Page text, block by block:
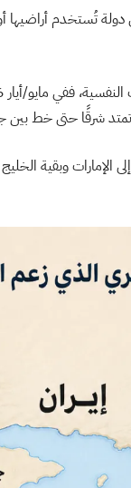
تُستخدم أراضيها
ففي مايو/أيار 2026،
شرقًا حتى خط بين جبل
الإمارات وبقية